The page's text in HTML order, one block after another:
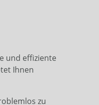
und effiziente
Ihnen
zu